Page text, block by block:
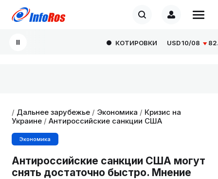
КОТИРОВКИ USD 10/08
/ Дальнее зарубежье / Экономика / Кризис на
Украине / Антироссийские санкции США
Экономика
Антироссийские санкции США могут
снять достаточно быстро. Мнение